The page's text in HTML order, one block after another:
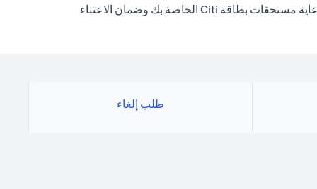
لايف ستايل بروتكت هو برنامج تأمين ائتماني اختياري مصمم لتزويدك براحة البال أنه حتى في الظروف المؤسفة ، فإن غلتك سيسمح لك برعاية مستحقات بطاقة Citi الخاصة بك وضمان الاعتناء
طلب إلغاء